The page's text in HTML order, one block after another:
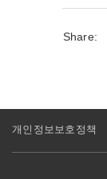
Share:
개인정보보호정책